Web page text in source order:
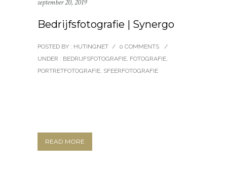
september 20, 2019
Bedrijfsfotografie | Synergo
POSTED BY : HUTINGNET / 0 COMMENTS
/
UNDER : BEDRIJFSFOTOGRAFIE, FOTOGRAFIE,
PORTRETFOTOGRAFIE, SFEERFOTOGRAFIE
READ MORE